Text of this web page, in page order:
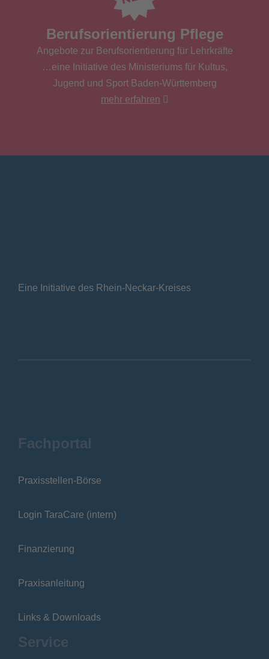
Berufsorientierung Pflege
Angebote zur Berufsorientierung für Lehrkräfte
…eine Initiative des Ministeriums für Kultus,
Jugend und Sport Baden-Württemberg
mehr erfahren
Eine Initiative des Rhein-Neckar-Kreises
Fachportal
Praxisstellen-Börse
Login TaraCare (intern)
Finanzierung
Praxisanleitung
Links & Downloads
Service